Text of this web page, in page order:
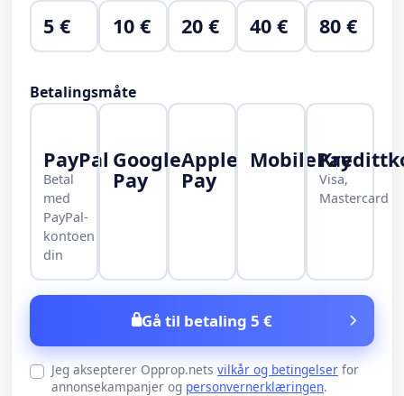
5 € 10 € 20 € 40 € 80 €
Betalingsmåte
PayPal
Betal
med
PayPal-
kontoen
din
Google
Pay
Apple
Pay
MobilePay
Visa,
Mastercard
Gå til betaling 5 €
Jeg aksepterer Opprop.nets vilkår og betingelser for
annonsekampanjer og personvernerklæringen.